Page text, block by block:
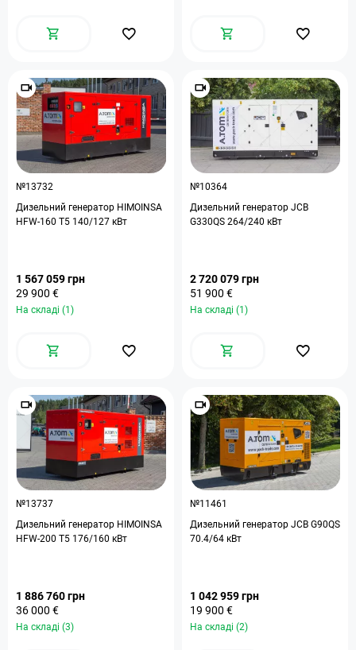
№13732
Дизельний генератор HIMOINSA
HFW-160 T5 140/127 кВт
1 567 059 грн
29 900 €
На складі (1)
№10364
Дизельний генератор JCB
G330QS 264/240 кВт
2 720 079 грн
51 900 €
На складі (1)
№13737
Дизельний генератор HIMOINSA
HFW-200 T5 176/160 кВт
1 886 760 грн
36 000 €
На складі (3)
№11461
Дизельний генератор JCB G90QS
70.4/64 кВт
1 042 959 грн
19 900 €
На складі (2)